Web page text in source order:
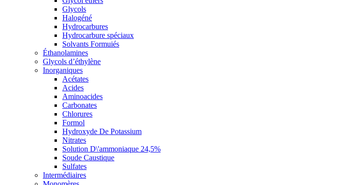
Glycols
Halogéné
Hydrocarbures
Hydrocarbure spéciaux
Solvants Formuiés
Éthanolamines
Glycols d’éthylène
Inorganiques
Acétates
Acides
Aminoacides
Carbonates
Chlorures
Formol
Hydroxyde De Potassium
Nitrates
Solution D\'ammoniaque 24,5%
Soude Caustique
Sulfates
Intermédiaires